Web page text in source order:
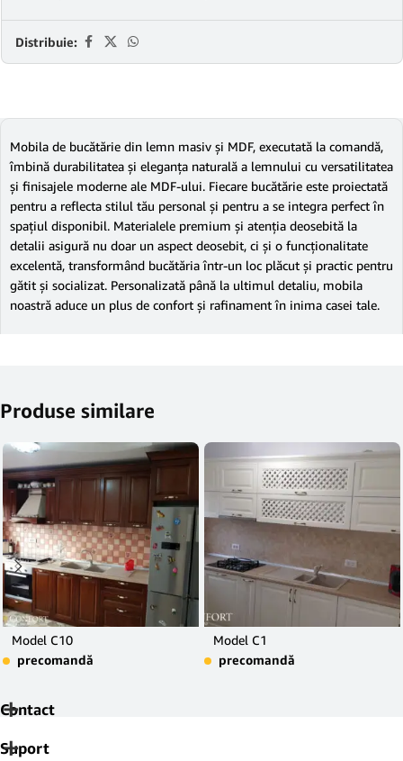
Distribuie:
Mobila de bucătărie din lemn masiv și MDF, executată la comandă,
îmbină durabilitatea și eleganța naturală a lemnului cu versatilitatea
și finisajele moderne ale MDF-ului. Fiecare bucătărie este proiectată
pentru a reflecta stilul tău personal și pentru a se integra perfect în
spațiul disponibil. Materialele premium și atenția deosebită la
detalii asigură nu doar un aspect deosebit, ci și o funcționalitate
excelentă, transformând bucătăria într-un loc plăcut și practic pentru
gătit și socializat. Personalizată până la ultimul detaliu, mobila
noastră aduce un plus de confort și rafinament în inima casei tale.
Produse similare
Model C10
precomandă
Model C1
precomandă
Contact
Suport